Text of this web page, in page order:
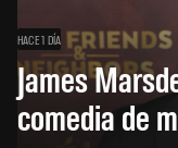
HACE 1 DÍA
James
comedia de